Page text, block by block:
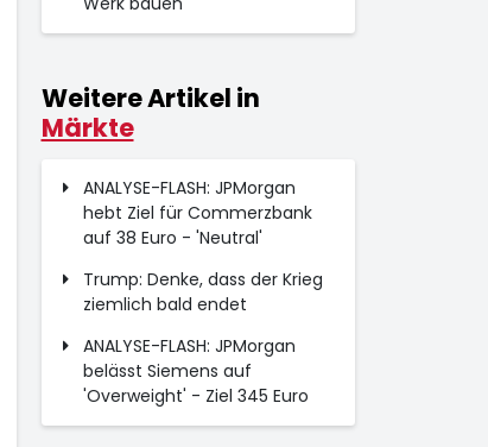
Weitere Artikel in
Märkte
ANALYSE-FLASH: JPMorgan
hebt Ziel für Commerzbank
auf 38 Euro - 'Neutral'
Trump: Denke, dass der Krieg
ziemlich bald endet
ANALYSE-FLASH: JPMorgan
belässt Siemens auf
'Overweight' - Ziel 345 Euro